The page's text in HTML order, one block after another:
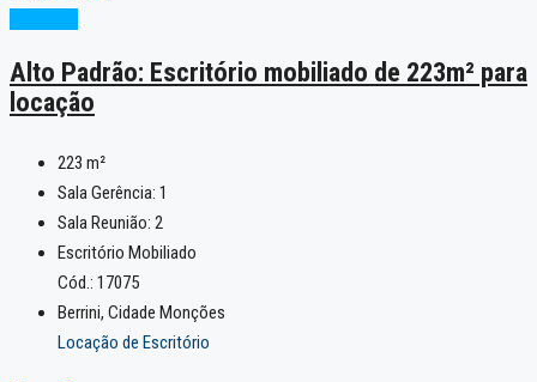
Alto Padrão: Escritório mobiliado de 223m² para
locação
223 m²
Sala Gerência: 1
Sala Reunião: 2
Escritório Mobiliado
Cód.: 17075
Berrini, Cidade Monções
Locação de Escritório